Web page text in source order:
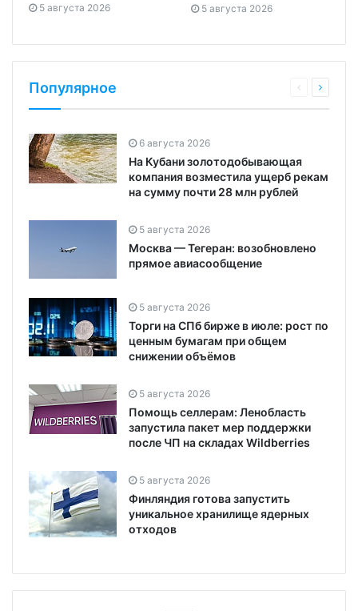
5 августа 2026 5 августа 2026
Популярное
6 августа 2026
На Кубани золотодобывающая
компания возместила ущерб рекам
на сумму почти 28 млн рублей
5 августа 2026
Москва — Тегеран: возобновлено
прямое авиасообщение
5 августа 2026
Торги на СПб бирже в июле: рост по
ценным бумагам при общем
снижении объёмов
5 августа 2026
Помощь селлерам: Ленобласть
запустила пакет мер поддержки
после ЧП на складах Wildberries
5 августа 2026
Финляндия готова запустить
уникальное хранилище ядерных
отходов